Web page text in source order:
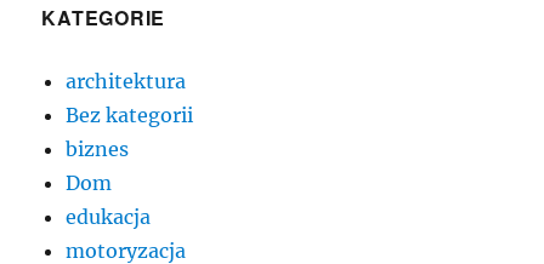
KATEGORIE
architektura
Bez kategorii
biznes
Dom
edukacja
motoryzacja